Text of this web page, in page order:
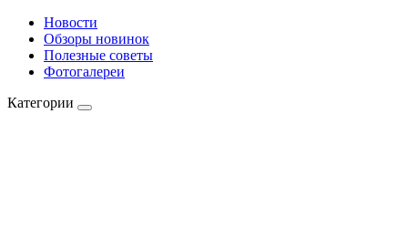
Новости
Обзоры новинок
Полезные советы
Фотогалереи
Категории